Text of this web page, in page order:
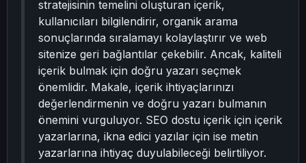
stratejisinin temelini oluşturan içerik,
kullanıcıları bilgilendirir, organik arama
sonuçlarında sıralamayı kolaylaştırır ve web
sitenize geri bağlantılar çekebilir. Ancak, kaliteli
içerik bulmak için doğru yazarı seçmek
önemlidir. Makale, içerik ihtiyaçlarınızı
değerlendirmenin ve doğru yazarı bulmanın
önemini vurguluyor. SEO dostu içerik için içerik
yazarlarına, ikna edici yazılar için ise metin
yazarlarına ihtiyaç duyulabileceği belirtiliyor.